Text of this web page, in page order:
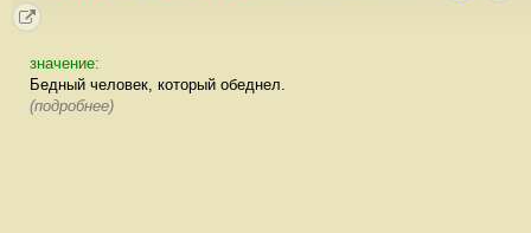
значение:
Бедный человек, который обеднел.
(подробнее)